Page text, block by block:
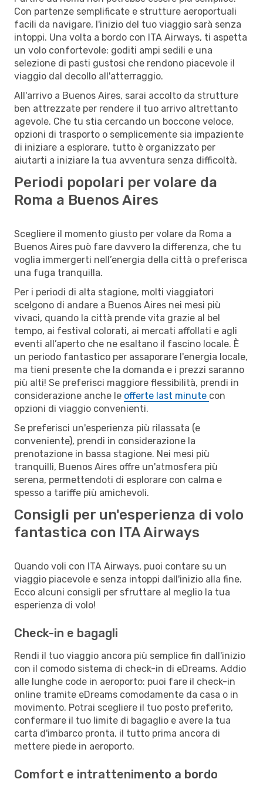
Con partenze semplificate e strutture aeroportuali
facili da navigare, l'inizio del tuo viaggio sarà senza
intoppi. Una volta a bordo con ITA Airways, ti aspetta
un volo confortevole: goditi ampi sedili e una
selezione di pasti gustosi che rendono piacevole il
viaggio dal decollo all'atterraggio.
All'arrivo a Buenos Aires, sarai accolto da strutture
ben attrezzate per rendere il tuo arrivo altrettanto
agevole. Che tu stia cercando un boccone veloce,
opzioni di trasporto o semplicemente sia impaziente
di iniziare a esplorare, tutto è organizzato per
aiutarti a iniziare la tua avventura senza difficoltà.
Periodi popolari per volare da
Roma a Buenos Aires
Scegliere il momento giusto per volare da Roma a
Buenos Aires può fare davvero la differenza, che tu
voglia immergerti nell’energia della città o preferisca
una fuga tranquilla.
Per i periodi di alta stagione, molti viaggiatori
scelgono di andare a Buenos Aires nei mesi più
vivaci, quando la città prende vita grazie al bel
tempo, ai festival colorati, ai mercati affollati e agli
eventi all’aperto che ne esaltano il fascino locale. È
un periodo fantastico per assaporare l'energia locale,
ma tieni presente che la domanda e i prezzi saranno
più alti! Se preferisci maggiore flessibilità, prendi in
considerazione anche le offerte last minute con
opzioni di viaggio convenienti.
Se preferisci un'esperienza più rilassata (e
conveniente), prendi in considerazione la
prenotazione in bassa stagione. Nei mesi più
tranquilli, Buenos Aires offre un'atmosfera più
serena, permettendoti di esplorare con calma e
spesso a tariffe più amichevoli.
Consigli per un'esperienza di volo
fantastica con ITA Airways
Quando voli con ITA Airways, puoi contare su un
viaggio piacevole e senza intoppi dall'inizio alla fine.
Ecco alcuni consigli per sfruttare al meglio la tua
esperienza di volo!
Check-in e bagagli
Rendi il tuo viaggio ancora più semplice fin dall'inizio
con il comodo sistema di check-in di eDreams. Addio
alle lunghe code in aeroporto: puoi fare il check-in
online tramite eDreams comodamente da casa o in
movimento. Potrai scegliere il tuo posto preferito,
confermare il tuo limite di bagaglio e avere la tua
carta d'imbarco pronta, il tutto prima ancora di
mettere piede in aeroporto.
Comfort e intrattenimento a bordo